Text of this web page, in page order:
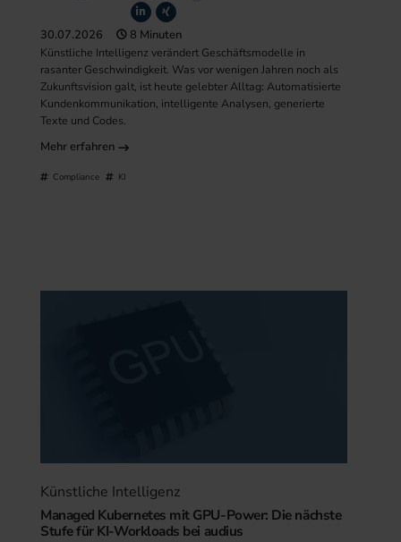
30.07.2026 8 Minuten
Künstliche Intelligenz verändert Geschäftsmodelle in
rasanter Geschwindigkeit. Was vor wenigen Jahren noch als
Zukunftsvision galt, ist heute gelebter Alltag: Automatisierte
Kundenkommunikation, intelligente Analysen, generierte
Texte und Codes.
Mehr erfahren
Compliance KI
Künstliche Intelligenz
Managed Kubernetes mit GPU-Power: Die nächste
Stufe für KI-Workloads bei audius